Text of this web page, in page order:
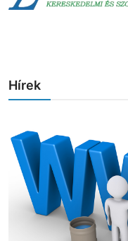
Elérhetőségek
Rólunk
Szolgáltatás
Termékek
Hírek